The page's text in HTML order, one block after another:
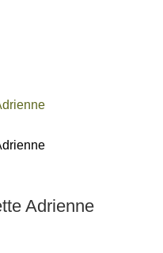
Adrienne